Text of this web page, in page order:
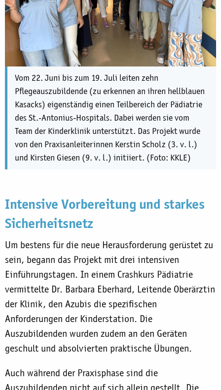
Vom 22. Juni bis zum 19. Juli leiten zehn
Pflegeauszubildende (zu erkennen an ihren hellblauen
Kasacks) eigenständig einen Teilbereich der Pädiatrie
des St.-Antonius-Hospitals. Dabei werden sie vom
Team der Kinderklinik unterstützt. Das Projekt wurde
von den Praxisanleiterinnen Kerstin Scholz (3. v. l.)
und Kirsten Giesen (9. v. l.) initiiert. (Foto: KKLE)
Intensive Vorbereitung und starkes
Sicherheitsnetz
Um bestens für die neue Herausforderung gerüstet zu
sein, begann das Projekt mit drei intensiven
Einführungstagen. In einem Crashkurs Pädiatrie
vermittelte Dr. Barbara Eberhard, Leitende Oberärztin
der Klinik, den Azubis die spezifischen
Anforderungen der Kinderstation. Die
Auszubildenden wurden zudem an den Geräten
geschult und absolvierten praktische Übungen.
Auch während der Praxisphase sind die
Auszubildenden nicht auf sich allein gestellt. Die